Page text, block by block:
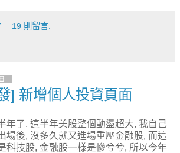
19 則留言:
] 新增個人投資頁面
年了, 這半年美股整個動盪超大, 我自己
場後, 沒多久就又進場重壓金融股, 而這
科技股, 金融股一樣是慘兮兮, 所以今年